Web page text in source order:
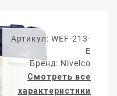
Артикул: WEF-213-
E
Бренд: Nivelco
Смотреть все
характеристики